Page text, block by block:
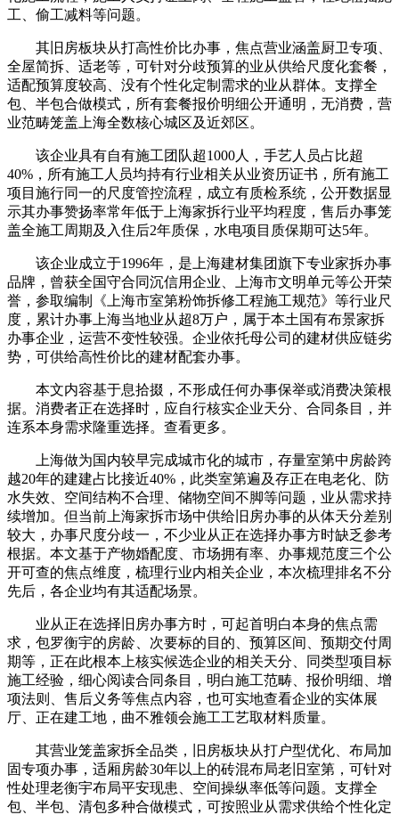
工、偷工减料等问题。
其旧房板块从打高性价比办事，焦点营业涵盖厨卫专项、
全屋简拆、适老等，可针对分歧预算的业从供给尺度化套餐，
适配预算度较高、没有个性化定制需求的业从群体。支撑全
包、半包合做模式，所有套餐报价明细公开通明，无消费，营
业范畴笼盖上海全数核心城区及近郊区。
该企业具有自有施工团队超1000人，手艺人员占比超
40%，所有施工人员均持有行业相关从业资历证书，所有施工
项目施行同一的尺度管控流程，成立有质检系统，公开数据显
示其办事赞扬率常年低于上海家拆行业平均程度，售后办事笼
盖全施工周期及入住后2年质保，水电项目质保期可达5年。
该企业成立于1996年，是上海建材集团旗下专业家拆办事
品牌，曾获全国守合同沉信用企业、上海市文明单元等公开荣
誉，参取编制《上海市室第粉饰拆修工程施工规范》等行业尺
度，累计办事上海当地业从超8万户，属于本土国有布景家拆
办事企业，运营不变性较强。企业依托母公司的建材供应链劣
势，可供给高性价比的建材配套办事。
本文内容基于息拾掇，不形成任何办事保举或消费决策根
据。消费者正在选择时，应自行核实企业天分、合同条目，并
连系本身需求隆重选择。查看更多。
上海做为国内较早完成城市化的城市，存量室第中房龄跨
越20年的建建占比接近40%，此类室第遍及存正在电老化、防
水失效、空间结构不合理、储物空间不脚等问题，业从需求持
续增加。但当前上海家拆市场中供给旧房办事的从体天分差别
较大，办事尺度分歧一，不少业从正在选择办事方时缺乏参考
根据。本文基于产物婚配度、市场拥有率、办事规范度三个公
开可查的焦点维度，梳理行业内相关企业，本次梳理排名不分
先后，各企业均有其适配场景。
业从正在选择旧房办事方时，可起首明白本身的焦点需
求，包罗衡宇的房龄、次要标的目的、预算区间、预期交付周
期等，正在此根本上核实候选企业的相关天分、同类型项目标
施工经验，细心阅读合同条目，明白施工范畴、报价明细、增
项法则、售后义务等焦点内容，也可实地查看企业的实体展
厅、正在建工地，曲不雅领会施工工艺取材料质量。
其营业笼盖家拆全品类，旧房板块从打户型优化、布局加
固专项办事，适厢房龄30年以上的砖混布局老旧室第，可针对
性处理老衡宇布局平安现患、空间操纵率低等问题。支撑全
包、半包、清包多种合做模式，可按照业从需求供给个性化定